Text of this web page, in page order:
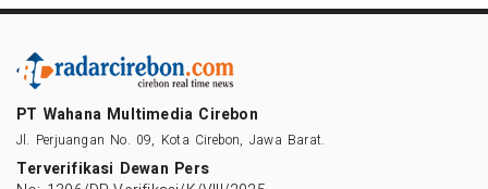
PT Wahana Multimedia Cirebon
Jl. Perjuangan No. 09, Kota Cirebon, Jawa Barat.
Terverifikasi Dewan Pers